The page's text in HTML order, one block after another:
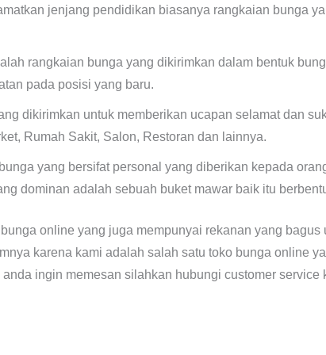
jenjang pendidikan biasanya rangkaian bunga
rangkaian bunga yang dikirimkan dalam bentuk
pada posisi yang baru.
dikirimkan untuk memberikan ucapan selamat dan
Rumah Sakit, Salon, Restoran dan lainnya.
yang bersifat personal yang diberikan kepada
dominan adalah sebuah buket mawar baik itu
online yang juga mempunyai rekanan yang bagus
karena kami adalah salah satu toko bunga online
ingin memesan silahkan hubungi customer service